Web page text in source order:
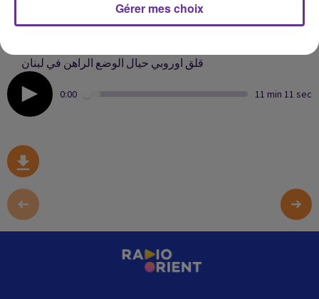
القضاء العسكري التونسي يحكم ٧ اشهر سجن بحق رئيس
ائتلاف الكرامة سيف الدين مخلوف في قضية حادثة المطار
قلق اوروبي حيال الوضع الراهن في لبنان
0:00 11 min 11 sec
Gérer mes choix